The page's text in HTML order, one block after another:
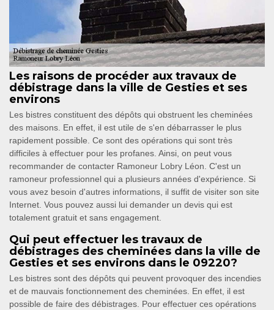
Les raisons de procéder aux travaux de
débistrage dans la ville de Gesties et ses
environs
Les bistres constituent des dépôts qui obstruent les cheminées
des maisons. En effet, il est utile de s'en débarrasser le plus
rapidement possible. Ce sont des opérations qui sont très
difficiles à effectuer pour les profanes. Ainsi, on peut vous
recommander de contacter Ramoneur Lobry Léon. C'est un
ramoneur professionnel qui a plusieurs années d'expérience. Si
vous avez besoin d'autres informations, il suffit de visiter son site
Internet. Vous pouvez aussi lui demander un devis qui est
totalement gratuit et sans engagement.
Qui peut effectuer les travaux de
débistrages des cheminées dans la ville de
Gesties et ses environs dans le 09220?
Les bistres sont des dépôts qui peuvent provoquer des incendies
et de mauvais fonctionnement des cheminées. En effet, il est
possible de faire des débistrages. Pour effectuer ces opérations